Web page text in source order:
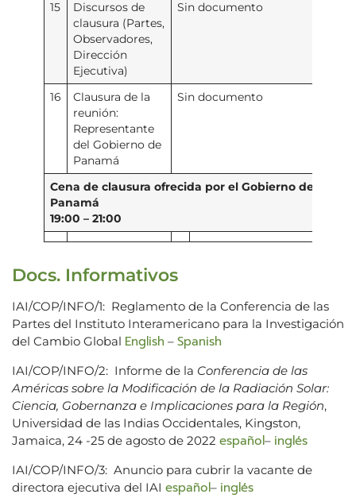
15
Discursos de
clausura (Partes,
Observadores,
Dirección
Ejecutiva)
Sin documento
16
Clausura de la
reunión:
Representante
del Gobierno de
Panamá
Sin documento
Cena de clausura ofrecida por el Gobierno de
Panamá
19:00 – 21:00
Docs. Informativos
IAI/COP/INFO/1: Reglamento de la Conferencia de las
Partes del Instituto Interamericano para la Investigación
del Cambio Global English – Spanish
IAI/COP/INFO/2: Informe de la Conferencia de las
Américas sobre la Modificación de la Radiación Solar:
Ciencia, Gobernanza e Implicaciones para la Región,
Universidad de las Indias Occidentales, Kingston,
Jamaica, 24 -25 de agosto de 2022 español– inglés
IAI/COP/INFO/3: Anuncio para cubrir la vacante de
directora ejecutiva del IAI español– inglés